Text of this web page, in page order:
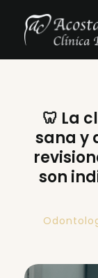
🦷 La
sana y
son